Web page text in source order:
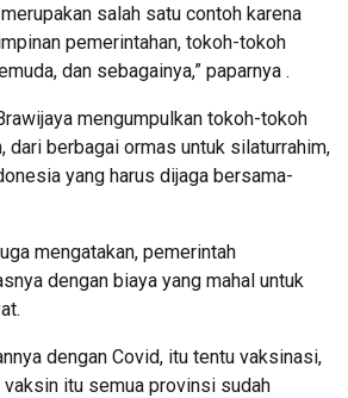
salah satu contoh karena
pemerintahan, tokoh-tokoh
dan sebagainya,” paparnya .
mengumpulkan tokoh-tokoh
dari berbagai ormas untuk silaturrahim,
yang harus dijaga bersama-
mengatakan, pemerintah
dengan biaya yang mahal untuk
dengan Covid, itu tentu vaksinasi,
itu semua provinsi sudah